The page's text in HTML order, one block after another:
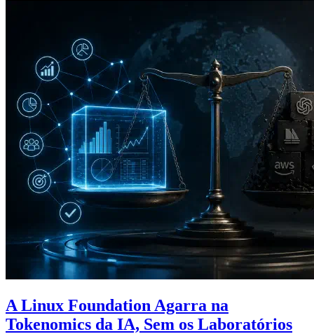
A Linux Foundation Agarra na
Tokenomics da IA, Sem os Laboratórios